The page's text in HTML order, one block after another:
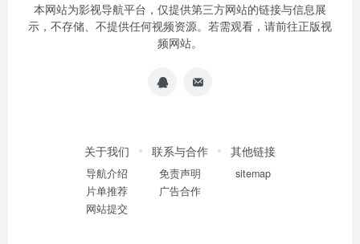
本网站为影视导航平台，仅提供第三方网站的链接与信息展
示，不存储、不提供任何视频资源。若需观看，请前往正版视
频网站。
关于我们
导航介绍
片单推荐
网站提交
联系与合作
免责声明
广告合作
其他链接
sitemap